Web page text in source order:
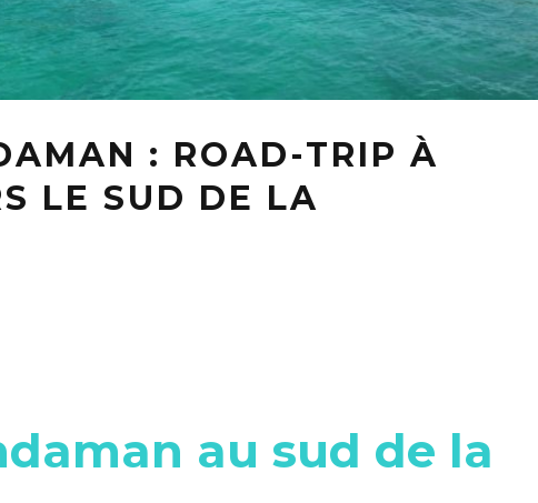
: ROAD-TRIP À
LE SUD DE LA
au sud de la